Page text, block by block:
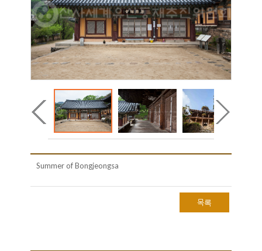
Summer of Bongjeongsa
목록